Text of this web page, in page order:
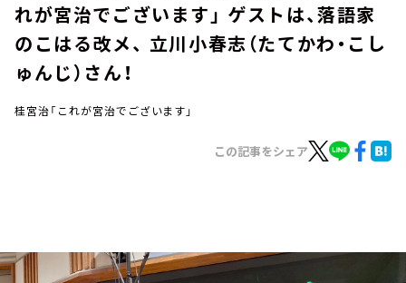
今日の番組表
YouTube
会社情報
れが宮治でございます」 ゲストは、落語家
のこはる改メ、 立川小春志（たてかわ・こし
ゅんじ）さん！
桂宮治「これが宮治でございます」
この記事をシェア